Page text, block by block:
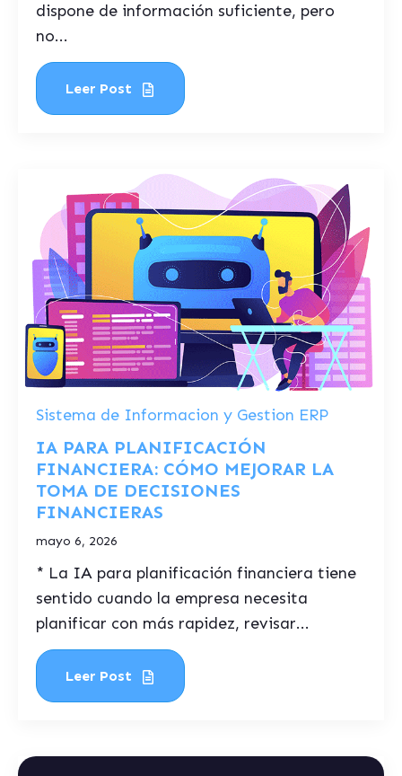
dispone de información suficiente, pero
no...
Leer Post
Sistema de Informacion y Gestion ERP
IA PARA PLANIFICACIÓN
FINANCIERA: CÓMO MEJORAR LA
TOMA DE DECISIONES
FINANCIERAS
mayo 6, 2026
* La IA para planificación financiera tiene
sentido cuando la empresa necesita
planificar con más rapidez, revisar...
Leer Post